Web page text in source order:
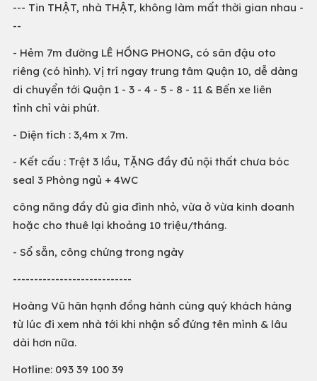
--- Tin THẬT, nhà THẬT, không làm mất thời gian nhau -
--
- Hẻm 7m đường LÊ HỒNG PHONG, có sân đậu oto
riêng (có hình). Vị trí ngay trung tâm Quận 10, dễ dàng
di chuyển tới Quận 1 - 3 - 4 - 5 - 8 - 11 & Bến xe liên
tỉnh chỉ vài phút.
- Diện tích : 3,4m x 7m.
- Kết cấu : Trệt 3 lầu, TẶNG đầy đủ nội thất chưa bóc
seal 3 Phòng ngủ + 4WC
công năng đầy đủ gia đình nhỏ, vừa ở vừa kinh doanh
hoặc cho thuê lại khoảng 10 triệu/tháng.
- Sổ sẵn, công chứng trong ngày
----------------------------
Hoàng Vũ hân hạnh đồng hành cùng quý khách hàng
từ lúc đi xem nhà tới khi nhận sổ đứng tên mình & lâu
dài hơn nữa.
Hotline: 093 39 100 39